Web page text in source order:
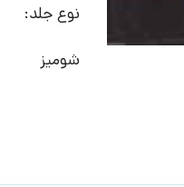
نوع جلد:
شومیز